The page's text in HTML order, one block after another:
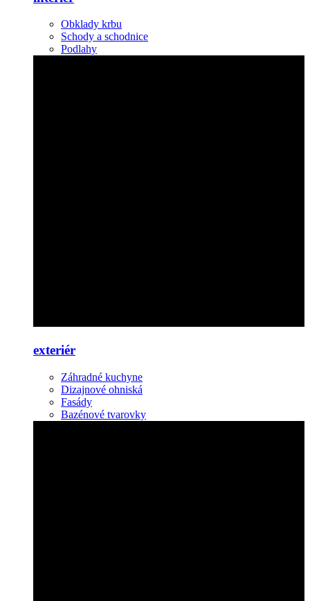
Obklady krbu
Schody a schodnice
Podlahy
exteriér
Záhradné kuchyne
Dizajnové ohniská
Fasády
Bazénové tvarovky